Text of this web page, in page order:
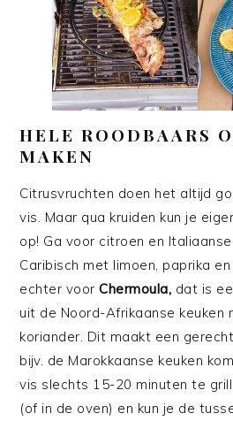
HELE ROODBAARS
MAKEN
Citrusvruchten doen het altijd
vis. Maar qua kruiden kun je
op! Ga voor citroen en
Caribisch met limoen, paprika
echter voorChermoula, dat is
uit de Noord-Afrikaanse keuken
koriander. Dit maakt een
bijv. de Marokkaanse keuken
vis slechts 15-20 minuten te
(of in de oven) en kun je de